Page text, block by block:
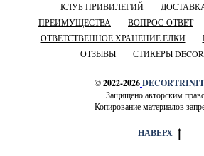
КЛУБ ПРИВИЛЕГИЙ
ПРЕИМУЩЕСТВА
ВОПРОС-ОТВЕТ
ОТВЕТСТВЕННОЕ ХРАНЕНИЕ ЕЛКИ
ОТЗЫВЫ
СТИКЕРЫ
© 2022-2026
Защищено авторским
Копирование материалов
НАВЕРХ